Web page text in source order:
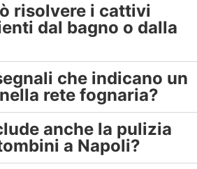
risolvere i cattivi
dal bagno o dalla
che indicano un
rete fognaria?
anche la pulizia
a Napoli?